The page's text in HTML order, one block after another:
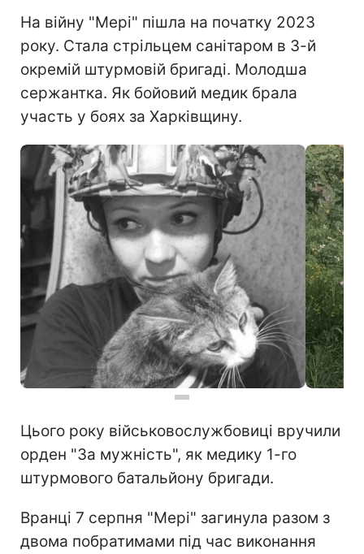
На війну "Мері" пішла на початку 2023
року. Стала стрільцем санітаром в 3-й
окремій штурмовій бригаді. Молодша
сержантка. Як бойовий медик брала
участь у боях за Харківщину.
Цього року військовослужбовиці вручили
орден "За мужність", як медику 1-го
штурмового батальйону бригади.
Вранці 7 серпня "Мері" загинула разом з
двома побратимами під час виконання